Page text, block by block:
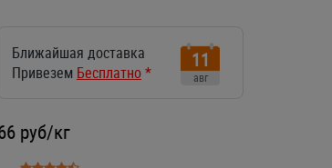
Ближайшая доставка
Привезем Бесплатно*
11
авг
руб/кг